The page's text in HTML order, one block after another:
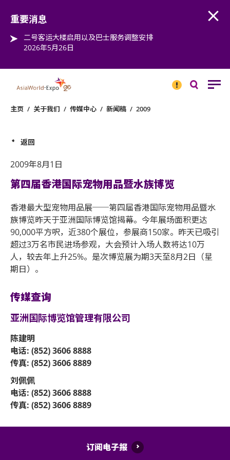
重要消息
二号客运大楼启用以及巴士服务调整安排
2026年5月26日
消息
主页 / 关于我们 / 传媒中心 / 新闻稿 / 2009
返回
2009年8月1日
第四届香港国际宠物用品暨水族博览
香港最大型宠物用品展──第四届香港国际宠物用品暨水
族博览昨天于亚洲国际博览馆揭幕。今年展场面积更达
90,000平方呎，近380个展位，参展商150家。昨天已吸引
超过3万名市民进场参观，大会预计入场人数将达10万
人，较去年上升25%。是次博览展为期3天至8月2日（星
期日）。
传媒查询
亚洲国际博览馆管理有限公司
陈建明
电话: (852) 3606 8888
传真: (852) 3606 8889
刘佩佩
电话: (852) 3606 8888
传真: (852) 3606 8889
订阅电子报